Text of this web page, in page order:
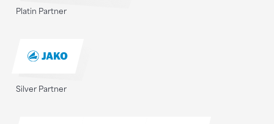
Platin Partner
Silver Partner